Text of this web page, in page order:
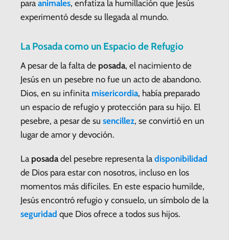
para animales, enfatiza la humillación que Jesús
experimentó desde su llegada al mundo.
La Posada como un Espacio de Refugio
A pesar de la falta de posada, el nacimiento de
Jesús en un pesebre no fue un acto de abandono.
Dios, en su infinita misericordia, había preparado
un espacio de refugio y protección para su hijo. El
pesebre, a pesar de su sencillez, se convirtió en un
lugar de amor y devoción.
La posadadel pesebre representa la disponibilidad
de Dios para estar con nosotros, incluso en los
momentos más difíciles. En este espacio humilde,
Jesús encontró refugio y consuelo, un símbolo de la
seguridad que Dios ofrece a todos sus hijos.